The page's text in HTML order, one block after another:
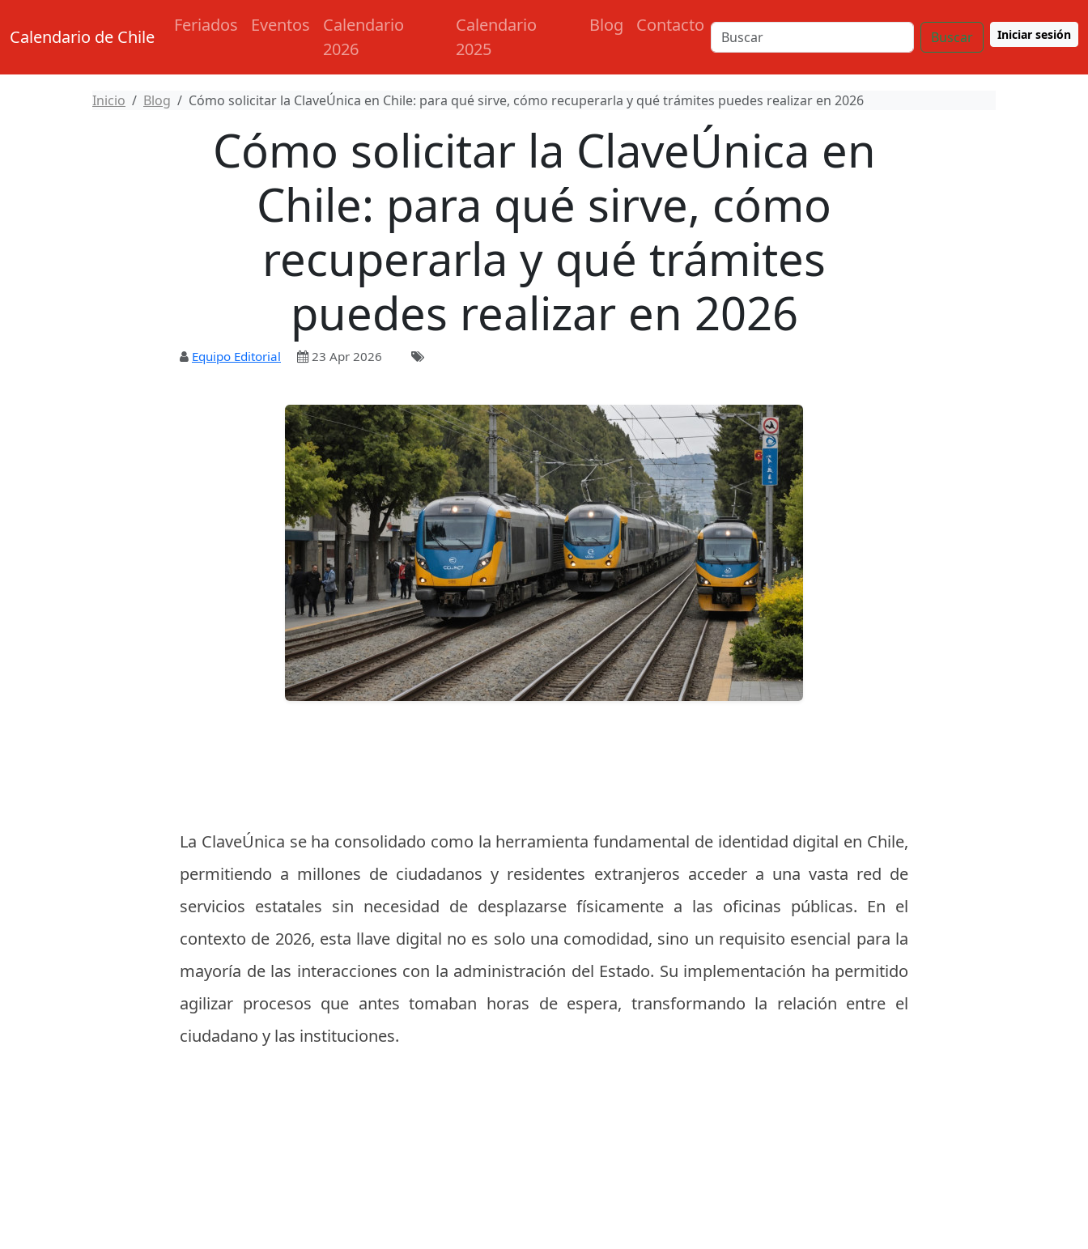
Calendario de Chile
Feriados Eventos
Calendario
2026
Calendario
2025
Blog Contacto
Buscar Iniciar sesión
Inicio Blog Cómo solicitar la ClaveÚnica en Chile: para qué sirve, cómo recuperarla y qué trámites puedes realizar en 2026
Cómo solicitar la ClaveÚnica en
Chile: para qué sirve, cómo
recuperarla y qué trámites
puedes realizar en 2026
Equipo Editorial 23 Apr 2026
La ClaveÚnica se ha consolidado como la herramienta fundamental de identidad digital en Chile,
permitiendo a millones de ciudadanos y residentes extranjeros acceder a una vasta red de
servicios estatales sin necesidad de desplazarse físicamente a las oficinas públicas. En el
contexto de 2026, esta llave digital no es solo una comodidad, sino un requisito esencial para la
mayoría de las interacciones con la administración del Estado. Su implementación ha permitido
agilizar procesos que antes tomaban horas de espera, transformando la relación entre el
ciudadano y las instituciones.